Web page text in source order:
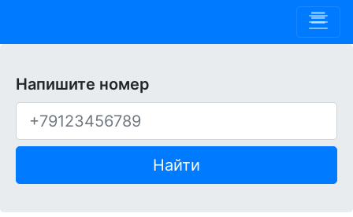
Напишите номер
Найти